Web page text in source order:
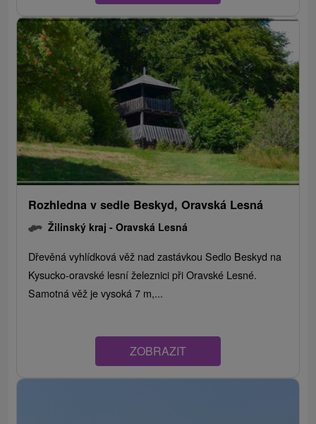
Rozhledna v sedle Beskyd, Oravská Lesná
Žilinský kraj -Oravská Lesná
Dřevěná vyhlídková věž nad zastávkou Sedlo Beskyd na
Kysucko-oravské lesní železnici při Oravské Lesné.
Samotná věž je vysoká 7 m,...
ZOBRAZIT